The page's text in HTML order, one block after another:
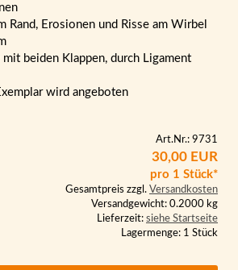
Rand, Erosionen und Risse am Wirbel
beiden Klappen, durch Ligament
wird angeboten
Art.Nr.: 9731
30,00 EUR
pro 1 Stück*
Gesamtpreis zzgl. Versandkosten
Versandgewicht: 0.2000 kg
Lieferzeit: siehe Startseite
Lagermenge: 1 Stück